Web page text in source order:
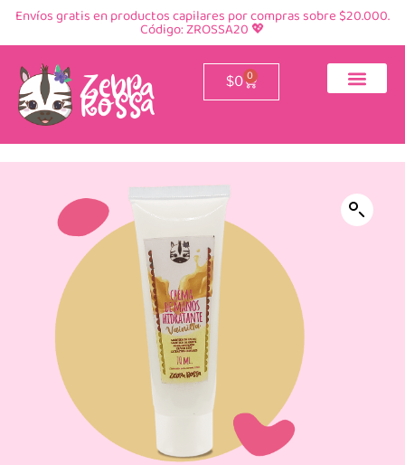
Envíos gratis en productos capilares por compras sobre $20.000.
Código: ZROSSA20 💖
$0 0